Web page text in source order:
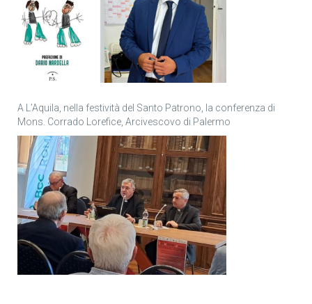
A L’Aquila, nella festività del Santo Patrono, la conferenza di
Mons. Corrado Lorefice, Arcivescovo di Palermo